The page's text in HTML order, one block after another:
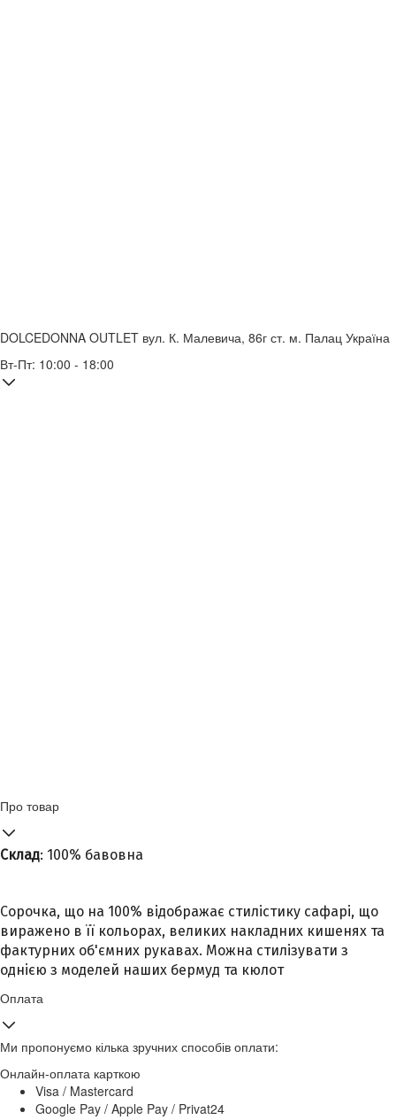
DOLCEDONNA OUTLET вул. К. Малевича, 86г ст. м. Палац Україна
Вт-Пт: 10:00 - 18:00
Про товар
Склад: 100% бавовна
Сорочка, що на 100% відображає стилістику сафарі, що
виражено в її кольорах, великих накладних кишенях та
фактурних об'ємних рукавах. Можна стилізувати з
однією з моделей наших бермуд та кюлот
Оплата
Ми пропонуємо кілька зручних способів оплати:
Онлайн-оплата карткою
Visa / Mastercard
Google Pay / Apple Pay / Privat24